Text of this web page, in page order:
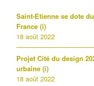
Saint-Etienne se dote
France (i)
18 août 2022
Projet Cité du design
urbaine (i)
18 août 2022